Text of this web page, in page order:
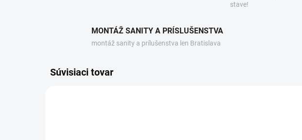
stave!
MONTÁŽ SANITY A PRÍSLUŠENSTVA
montáž sanity a prílušenstva len Bratislava
Súvisiaci tovar